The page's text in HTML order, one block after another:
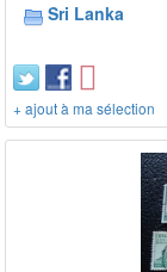
Sri Lanka
+ ajout à ma sélection